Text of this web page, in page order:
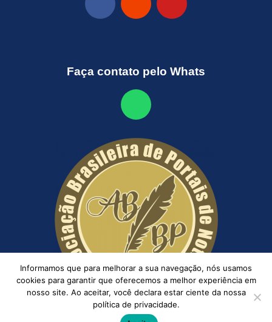
Faça contato pelo Whats
Informamos que para melhorar a sua navegação, nós usamos
cookies para garantir que oferecemos a melhor experiência em
nosso site. Ao aceitar, você declara estar ciente da nossa
política de privacidade.